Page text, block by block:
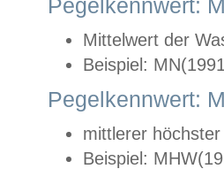
Mittelwert der
Beispiel:
Pegelkennwert:
mittlerer
Beispiel: